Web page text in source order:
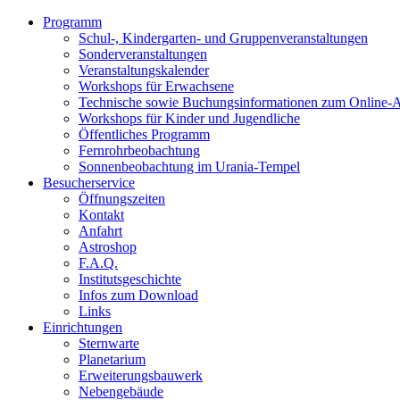
Programm
Schul-, Kindergarten- und Gruppenveranstaltungen
Sonderveranstaltungen
Veranstaltungskalender
Workshops für Erwachsene
Technische sowie Buchungsinformationen zum Online-
Workshops für Kinder und Jugendliche
Öffentliches Programm
Fernrohrbeobachtung
Sonnenbeobachtung im Urania-Tempel
Besucherservice
Öffnungszeiten
Kontakt
Anfahrt
Astroshop
F.A.Q.
Institutsgeschichte
Infos zum Download
Links
Einrichtungen
Sternwarte
Planetarium
Erweiterungsbauwerk
Nebengebäude